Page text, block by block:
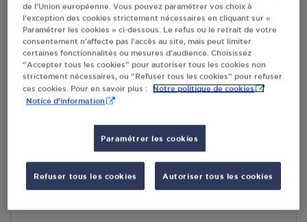
RECEVOIR LES COORDONNÉES DU REVENDEUR
En cliquant sur « S’y rendre », j’autorise le traitement
d’informations (dont mon adresse IP) et leur transfert hors UE
par Google Maps afin d’afficher la carte.
En savoir plus
Accès
de l’Union européenne. Vous pouvez paramétrer vos choix à
l’exception des cookies strictement nécessaires en cliquant sur «
Paramétrer les cookies » ci-dessous. Le refus ou le retrait de votre
consentement n’affecte pas l’accès au site, mais peut limiter
certaines fonctionnalités ou mesures d’audience. Choisissez
“Accepter tous les cookies” pour autoriser tous les cookies non
strictement nécessaires, ou “Refuser tous les cookies” pour refuser
ces cookies. Pour en savoir plus :
Notre politique de cookies
Notice d'information
Paramétrer les cookies
Refuser tous les cookies Autoriser tous les cookies